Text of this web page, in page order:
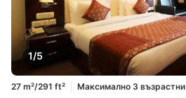
1/5
27 m²/291 ft² Максимално 3 възрастни